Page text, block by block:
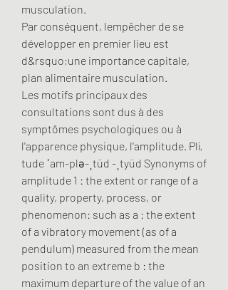
musculation.
Par conséquent, lempêcher de se
développer en premier lieu est
d&rsquo;une importance capitale,
plan alimentaire musculation.
Les motifs principaux des
consultations sont dus à des
symptômes psychologiques ou à
l'apparence physique, l'amplitude. Pli·
tude ˈam-plə-ˌtüd -ˌtyüd Synonyms of
amplitude 1 : the extent or range of a
quality, property, process, or
phenomenon: such as a : the extent
of a vibratory movement (as of a
pendulum) measured from the mean
position to an extreme b : the
maximum departure of the value of an